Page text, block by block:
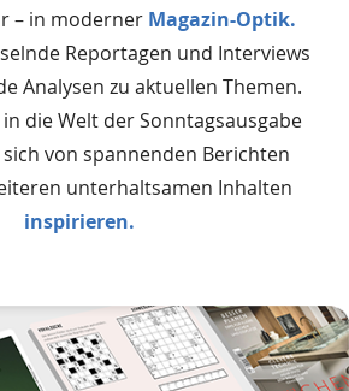
– in moderner Magazin-Optik.
Reportagen und Interviews
Analysen zu aktuellen Themen.
die Welt der Sonntagsausgabe
sich von spannenden Berichten
unterhaltsamen Inhalten
inspirieren.